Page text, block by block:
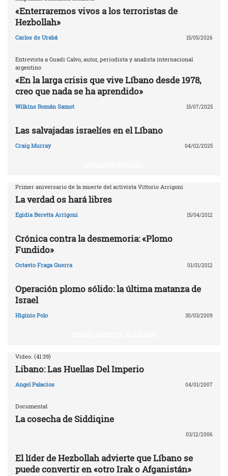
«Enterraremos vivos a los terroristas de
Hezbollah»
Carlos de Urabá 15/05/2026
Entrevista a Guadi Calvo, autor, periodista y analista internacional
argentino
«En la larga crisis que vive Líbano desde 1978,
creo que nada se ha aprendido»
Wilkins Román Samot 15/07/2025
Las salvajadas israelíes en el Líbano
Craig Murray 04/02/2025
Primer aniversario de la muerte del activista Vittorio Arrigoni
La verdad os hará libres
Egidia Beretta Arrigoni 15/04/2012
Crónica contra la desmemoria: «Plomo
Fundido»
Octavio Fraga Guerra 01/01/2012
Operación plomo sólido: la última matanza de
Israel
Higinio Polo 30/03/2009
Vídeo. (41:39)
Libano: Las Huellas Del Imperio
Angel Palacios 04/01/2007
Documental
La cosecha de Siddiqine
03/12/2006
El líder de Hezbollah advierte que Líbano se
puede convertir en «otro Irak o Afganistán»